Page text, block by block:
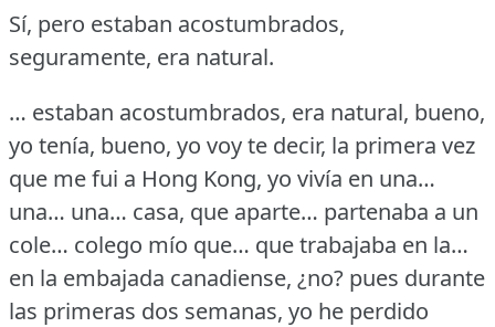
Sí, pero estaban acostumbrados,
seguramente, era natural.
… estaban acostumbrados, era natural, bueno,
yo tenía, bueno, yo voy te decir, la primera vez
que me fui a Hong Kong, yo vivía en una…
una… una… casa, que aparte… partenaba a un
cole… colego mío que… que trabajaba en la…
en la embajada canadiense, ¿no? pues durante
las primeras dos semanas, yo he perdido